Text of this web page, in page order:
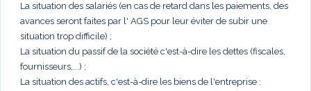
La situation des salariés (en cas de retard dans les paiements, des
avances seront faites par l' AGS pour leur éviter de subir une
situation trop difficile) ;
La situation du passif de la société c'est-à-dire les dettes (fiscales,
fournisseurs,...) ;
La situation des actifs, c'est-à-dire les biens de l'entreprise :